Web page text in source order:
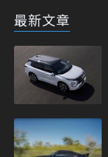
最新文章